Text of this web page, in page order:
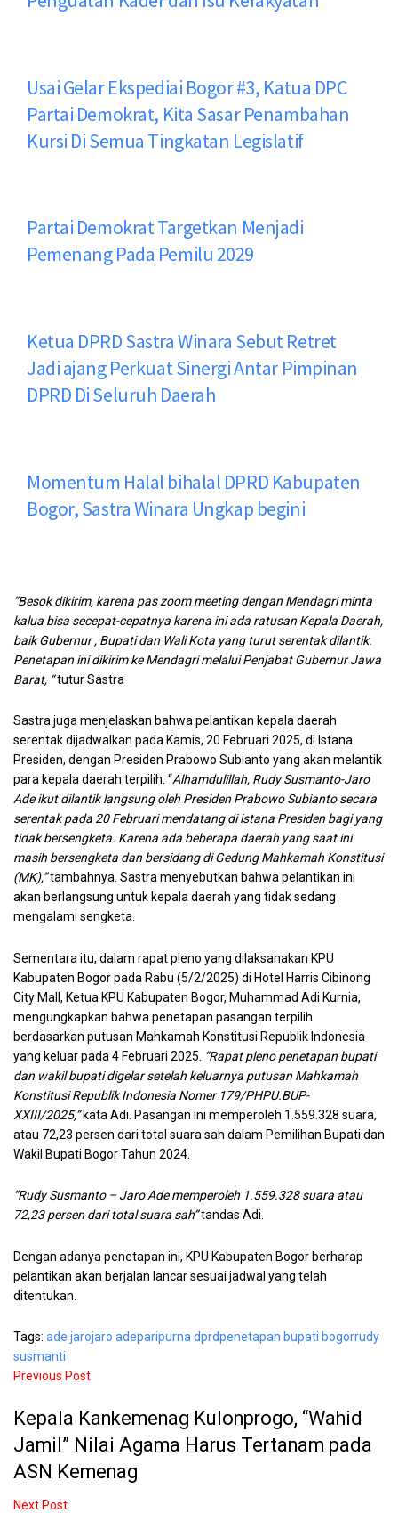
Usai Gelar Ekspediai Bogor #3, Katua DPC
Partai Demokrat, Kita Sasar Penambahan
Kursi Di Semua Tingkatan Legislatif
Partai Demokrat Targetkan Menjadi
Pemenang Pada Pemilu 2029
Ketua DPRD Sastra Winara Sebut Retret
Jadi ajang Perkuat Sinergi Antar Pimpinan
DPRD Di Seluruh Daerah
Momentum Halal bihalal DPRD Kabupaten
Bogor, Sastra Winara Ungkap begini
“Besok dikirim, karena pas zoom meeting dengan Mendagri minta
kalua bisa secepat-cepatnya karena ini ada ratusan Kepala Daerah,
baik Gubernur , Bupati dan Wali Kota yang turut serentak dilantik.
Penetapan ini dikirim ke Mendagri melalui Penjabat Gubernur Jawa
Barat, “tutur Sastra
Sastra juga menjelaskan bahwa pelantikan kepala daerah
serentak dijadwalkan pada Kamis, 20 Februari 2025, di Istana
Presiden, dengan Presiden Prabowo Subianto yang akan melantik
para kepala daerah terpilih. “Alhamdulillah, Rudy Susmanto-Jaro
Ade ikut dilantik langsung oleh Presiden Prabowo Subianto secara
serentak pada 20 Februari mendatang di istana Presiden bagi yang
tidak bersengketa. Karena ada beberapa daerah yang saat ini
masih bersengketa dan bersidang di Gedung Mahkamah Konstitusi
(MK),”tambahnya. Sastra menyebutkan bahwa pelantikan ini
akan berlangsung untuk kepala daerah yang tidak sedang
mengalami sengketa.
Sementara itu, dalam rapat pleno yang dilaksanakan KPU
Kabupaten Bogor pada Rabu (5/2/2025) di Hotel Harris Cibinong
City Mall, Ketua KPU Kabupaten Bogor, Muhammad Adi Kurnia,
mengungkapkan bahwa penetapan pasangan terpilih
berdasarkan putusan Mahkamah Konstitusi Republik Indonesia
yang keluar pada 4 Februari 2025. “Rapat pleno penetapan bupati
dan wakil bupati digelar setelah keluarnya putusan Mahkamah
Konstitusi Republik Indonesia Nomer 179/PHPU.BUP-
XXIII/2025,”kata Adi. Pasangan ini memperoleh 1.559.328 suara,
atau 72,23 persen dari total suara sah dalam Pemilihan Bupati dan
Wakil Bupati Bogor Tahun 2024.
“Rudy Susmanto – Jaro Ade memperoleh 1.559.328 suara atau
72,23 persen dari total suara sah”tandas Adi.
Dengan adanya penetapan ini, KPU Kabupaten Bogor berharap
pelantikan akan berjalan lancar sesuai jadwal yang telah
ditentukan.
Tags: ade jarojaro adeparipurna dprdpenetapan bupati bogorrudy
susmanti
Previous Post
Kepala Kankemenag Kulonprogo, “Wahid
Jamil” Nilai Agama Harus Tertanam pada
ASN Kemenag
Next Post